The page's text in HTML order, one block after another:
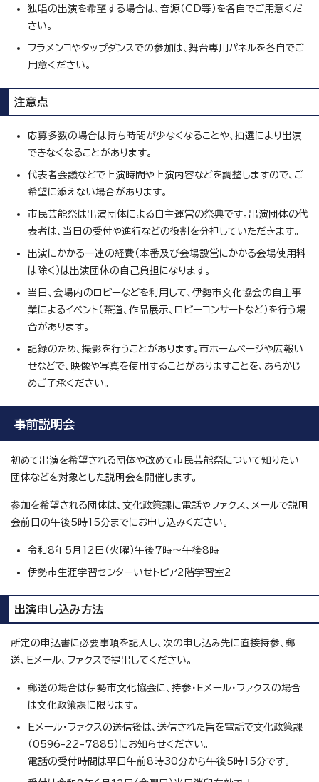
独唱の出演を希望する場合は、音源（CD等）を各自でご用意くだ
さい。
フラメンコやタップダンスでの参加は、舞台専用パネルを各自でご
用意ください。
注意点
応募多数の場合は持ち時間が少なくなることや、抽選により出演
できなくなることがあります。
代表者会議などで上演時間や上演内容などを調整しますので、ご
希望に添えない場合があります。
市民芸能祭は出演団体による自主運営の祭典です。出演団体の代
表者は、当日の受付や進行などの役割を分担していただきます。
出演にかかる一連の経費（本番及び会場設営にかかる会場使用料
は除く）は出演団体の自己負担になります。
当日、会場内のロビーなどを利用して、伊勢市文化協会の自主事
業によるイベント（茶道、作品展示、ロビーコンサートなど）を行う場
合があります。
記録のため、撮影を行うことがあります。市ホームページや広報い
せなどで、映像や写真を使用することがありますことを、あらかじ
めご了承ください。
事前説明会
初めて出演を希望される団体や改めて市民芸能祭について知りたい
団体などを対象とした説明会を開催します。
参加を希望される団体は、文化政策課に電話やファクス、メールで説明
会前日の午後5時15分までにお申し込みください。
令和8年5月12日（火曜）午後7時～午後8時
伊勢市生涯学習センターいせトピア2階学習室2
出演申し込み方法
所定の申込書に必要事項を記入し、次の申し込み先に直接持参、郵
送、Eメール、ファクスで提出してください。
郵送の場合は伊勢市文化協会に、持参・Eメール・ファクスの場合
は文化政策課に限ります。
Eメール・ファクスの送信後は、送信された旨を電話で文化政策課
（0596-22-7885）にお知らせください。
電話の受付時間は平日午前8時30分から午後5時15分です。